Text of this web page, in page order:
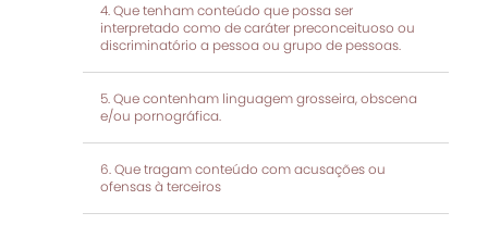
Que tenham conteúdo que possa ser
interpretado como de caráter preconceituoso ou
discriminatório a pessoa ou grupo de pessoas.
Que contenham linguagem grosseira, obscena
e/ou pornográfica.
Que tragam conteúdo com acusações ou
ofensas à terceiros